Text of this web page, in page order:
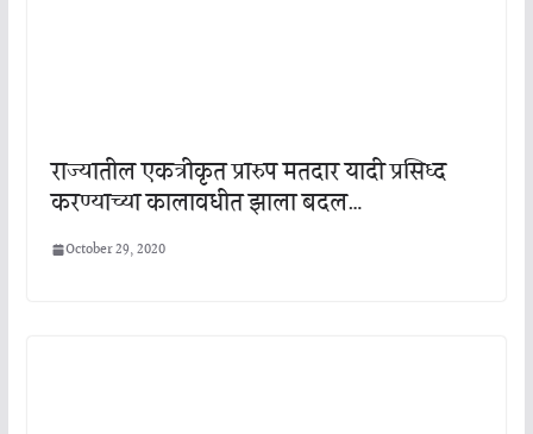
राज्यातील एकत्रीकृत प्रारुप मतदार यादी प्रसिध्द
करण्याच्या कालावधीत झाला बदल…
October 29, 2020